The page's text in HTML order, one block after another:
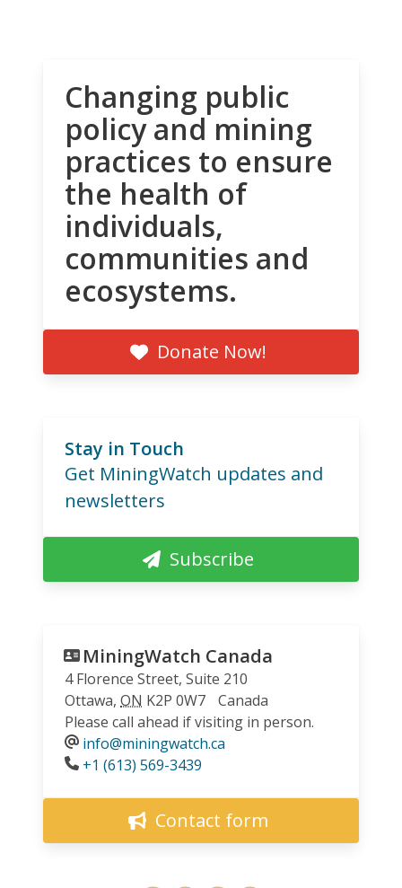
Changing public
policy and mining
practices to ensure
the health of
individuals,
communities and
ecosystems.
Donate Now!
Stay in Touch
Get MiningWatch updates and
newsletters
Subscribe
MiningWatch Canada
4 Florence Street, Suite 210
Ottawa, ON K2P 0W7
Canada
Please call ahead if visiting in person.
info@miningwatch.ca
Phone
+1 (613) 569-3439
Contact form